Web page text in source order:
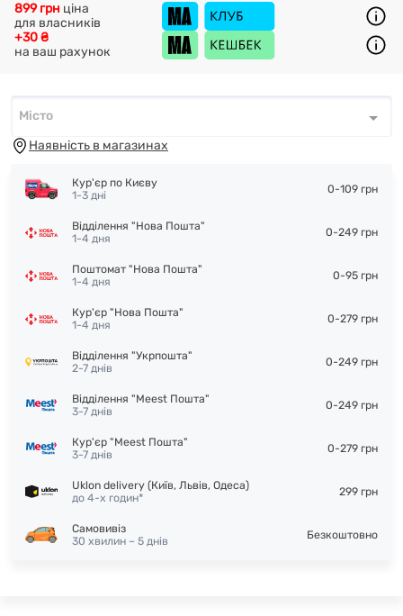
+30 ₴
на ваш рахунок
899 грн ціна
для власників
Місто*
Місто
Наявність в магазинах
Кур'єр по Києву
1-3 дні
0-109 грн
Відділення "Нова Пошта"
1-4 дня
0-249 грн
Поштомат "Нова Пошта"
1-4 дня
0-95 грн
Кур'єр "Нова Пошта"
1-4 дня
0-279 грн
Відділення "Укрпошта"
2-7 днів
0-249 грн
Відділення "Meest Пошта"
3-7 днів
0-249 грн
Кур'єр "Meest Пошта"
3-7 днів
0-279 грн
Uklon delivery (Київ, Львів, Одеса)
до 4-х годин*
299 грн
Самовивіз
30 хвилин – 5 днів
Безкоштовно